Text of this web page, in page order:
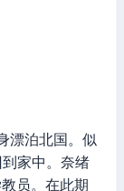
泊北国。似
家中。奈绪
员。在此期